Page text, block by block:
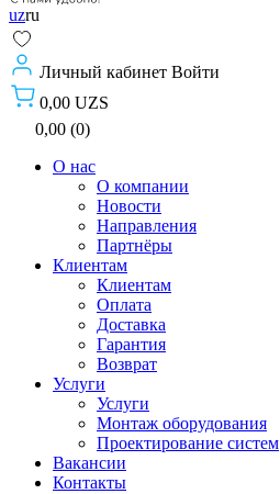
uzru
Личный кабинет Войти
0,00 UZS
0,00 (0)
О нас
О компании
Новости
Направления
Партнёры
Клиентам
Клиентам
Оплата
Доставка
Гарантия
Возврат
Услуги
Услуги
Монтаж оборудования
Проектирование систем
Вакансии
Контакты